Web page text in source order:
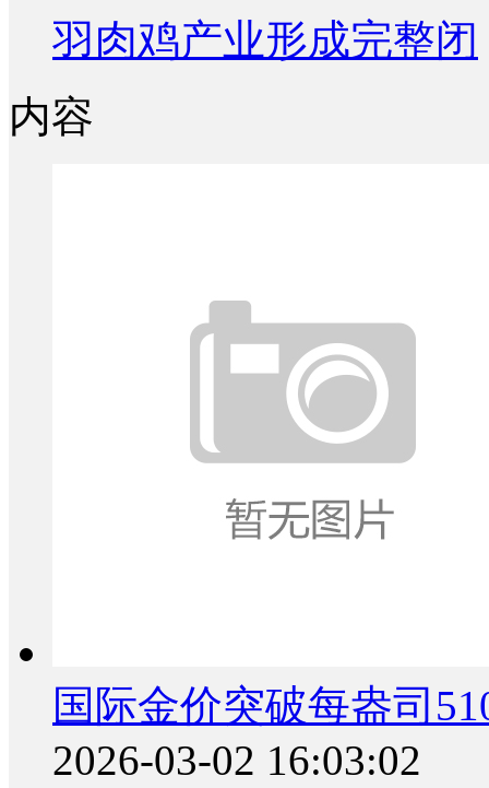
羽肉鸡产业形成完整闭
内容
国际金价突破每盎司
2026-03-02 16:03:02